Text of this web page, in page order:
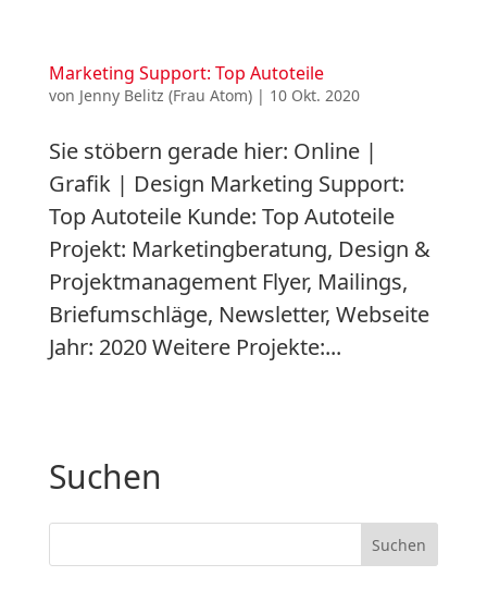
Marketing Support: Top Autoteile
von Jenny Belitz (Frau Atom)| 10 Okt. 2020
Sie stöbern gerade hier: Online |
Grafik | Design Marketing Support:
Top Autoteile Kunde: Top Autoteile
Projekt: Marketingberatung, Design &
Projektmanagement Flyer, Mailings,
Briefumschläge, Newsletter, Webseite
Jahr: 2020 Weitere Projekte:...
Suchen